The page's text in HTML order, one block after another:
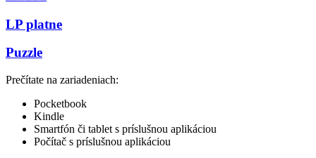
LP platne
Puzzle
Prečítate na zariadeniach:
Pocketbook
Kindle
Smartfón či tablet s príslušnou aplikáciou
Počítač s príslušnou aplikáciou